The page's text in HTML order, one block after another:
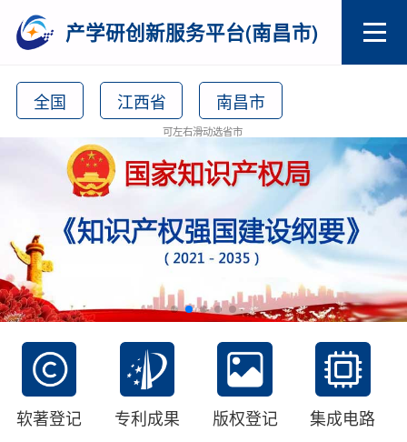
产学研创新服务平台(南昌市)
全国 江西省 南昌市
可左右滑动选省市
软著登记 专利成果 版权登记 集成电路